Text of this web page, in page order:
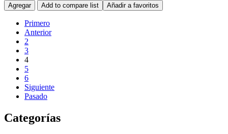
Agregar Add to compare list Añadir a favoritos
Primero
Anterior
2
3
4
5
6
Siguiente
Pasado
Categorías